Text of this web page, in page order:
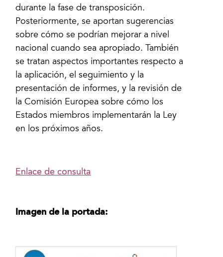
durante la fase de transposición.
Posteriormente, se aportan sugerencias
sobre cómo se podrían mejorar a nivel
nacional cuando sea apropiado. También
se tratan aspectos importantes respecto a
la aplicación, el seguimiento y la
presentación de informes, y la revisión de
la Comisión Europea sobre cómo los
Estados miembros implementarán la Ley
en los próximos años.
Enlace de consulta
Imagen de la portada: